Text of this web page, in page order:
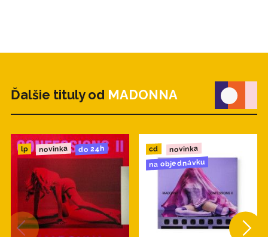
Ďalšie tituly od MADONNA
lp novinka do 24h cd novinka
na objednávku